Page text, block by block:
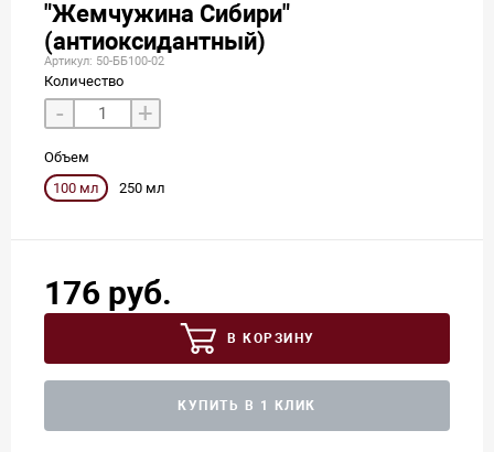
"Жемчужина Сибири"
(антиоксидантный)
Артикул: 50-ББ100-02
Количество
- +
Объем
100 мл
250 мл
176 руб.
В КОРЗИНУ
КУПИТЬ В 1 КЛИК